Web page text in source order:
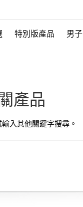
特別版產品 男子
產品
入其他關鍵字搜尋。